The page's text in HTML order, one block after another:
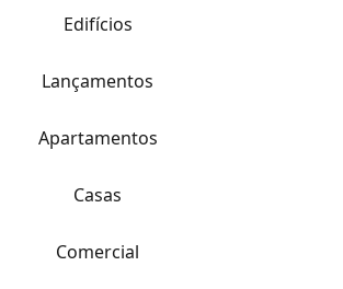
Edifícios
Lançamentos
Apartamentos
Casas
Comercial